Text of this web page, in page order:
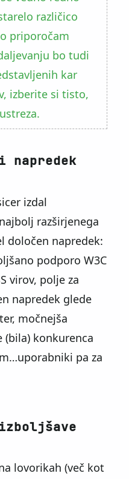
različico
priporočam
bo tudi
kar
izberite si tisto,
napredek
izdal
razširjenega
določen napredek:
podporo W3C
virov, polje za
napredek glede
močnejša
(bila) konkurenca
pa za
lovorikah (več kot